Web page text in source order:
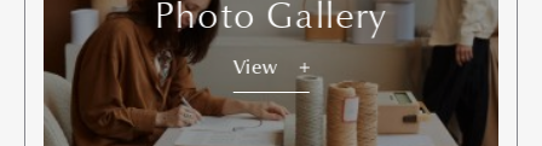
Photo Gallery
View